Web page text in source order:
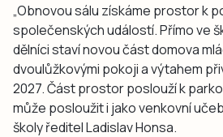
„Obnovou sálu získáme prostor k
společenských událostí. Přímo ve
dělníci staví novou část domova
dvoulůžkovými pokoji a výtahem
2027. Část prostor poslouží k
může posloužit i jako venkovní
školy ředitel Ladislav Honsa.